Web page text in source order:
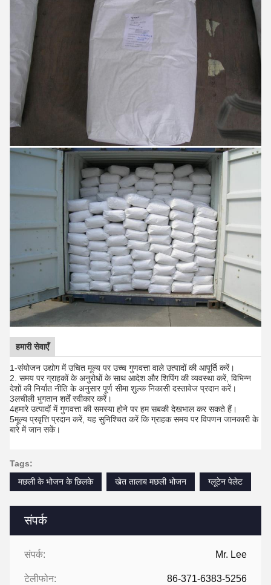
संपर्क
संपर्क: Mr. Lee
टेलीफोन: 86-371-6383-5256
हमारी सेवाएँ
1-संयोजन उद्योग में उचित मूल्य पर उच्च गुणवत्ता वाले उत्पादों की आपूर्ति करें।
2. समय पर ग्राहकों के अनुरोधों के साथ आदेश और शिपिंग की व्यवस्था करें, विभिन्न
देशों की निर्यात नीति के अनुसार पूर्ण सीमा शुल्क निकासी दस्तावेज प्रदान करें।
3लचीली भुगतान शर्तें स्वीकार करें।
4हमारे उत्पादों में गुणवत्ता की समस्या होने पर हम सबकी देखभाल कर सकते हैं।
5मूल्य प्रवृत्ति प्रदान करें, यह सुनिश्चित करें कि ग्राहक समय पर विपणन जानकारी के
बारे में जान सकें।
Tags:
मछली के भोजन के छिलके
खेत तालाब मछली भोजन ग्लूटेन पेलेट